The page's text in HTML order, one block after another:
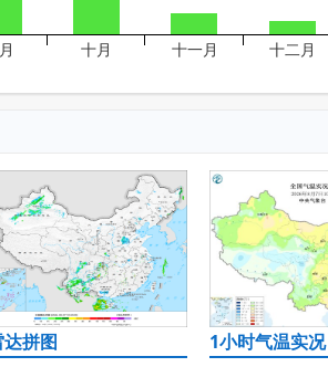
十月 十一月 十二月
拼图 1小时气温实况